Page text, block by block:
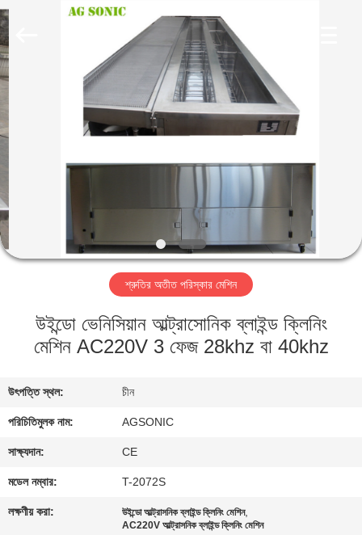
বাড়ি
পণ্য
VR
প্রদর্শন
আমাদের
কারখানা
মান
নিয়ন্ত্রণ
যোগাযোগ
AG
Sonic
Technology
limited.
All
Rights
Reserved.
শ্রুতির অতীত পরিস্কার মেশিন
উইন্ডো ভেনিসিয়ান আল্ট্রাসোনিক ব্লাইন্ড ক্লিনিং
মেশিন AC220V 3 ফেজ 28khz বা 40khz
উৎপত্তি স্থল: চীন
পরিচিতিমুলক নাম: AGSONIC
সাক্ষ্যদান: CE
মডেল নম্বার: T-2072S
লক্ষণীয় করা: উইন্ডো আল্ট্রাসনিক ব্লাইন্ড ক্লিনিং মেশিন,
AC220V আল্ট্রাসনিক ব্লাইন্ড ক্লিনিং মেশিন